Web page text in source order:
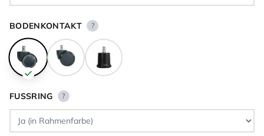
BODENKONTAKT ?
FUSSRING ?